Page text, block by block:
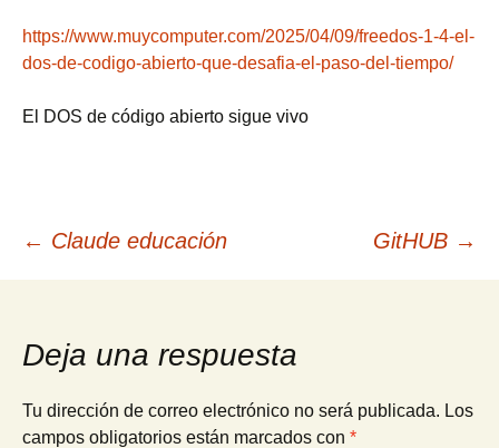
https://www.muycomputer.com/2025/04/09/freedos-1-4-el-
dos-de-codigo-abierto-que-desafia-el-paso-del-tiempo/
El DOS de código abierto sigue vivo
Navegación
de
entradas
← Claude educación GitHUB →
Deja una respuesta
Tu dirección de correo electrónico no será publicada. Los
campos obligatorios están marcados con *